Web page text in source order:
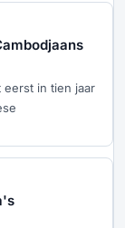
in tien jaar